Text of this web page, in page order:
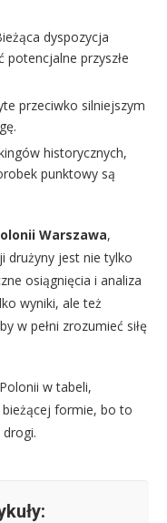
dyspozycja
potencjalne przyszłe
przeciwko silniejszym
historycznych,
punktowy są
Warszawa,
drużyny jest nie tylko
osiągnięcia i analiza
wyniki, ale też
w pełni zrozumieć siłę
w tabeli,
formie, bo to